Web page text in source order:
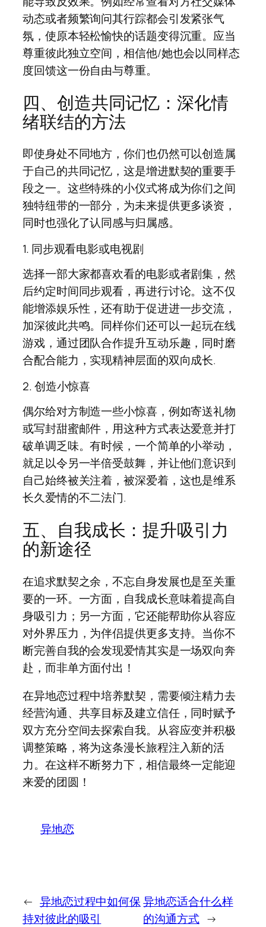
动态或者频繁询问其行踪都会引发紧张气
氛，使原本轻松愉快的话题变得沉重。应当
尊重彼此独立空间，相信他/她也会以同样态
度回馈这一份自由与尊重。
四、创造共同记忆：深化情
绪联结的方法
即使身处不同地方，你们也仍然可以创造属
于自己的共同记忆，这是增进默契的重要手
段之一。这些特殊的小仪式将成为你们之间
独特纽带的一部分，为未来提供更多谈资，
同时也强化了认同感与归属感。
1. 同步观看电影或电视剧
选择一部大家都喜欢看的电影或者剧集，然
后约定时间同步观看，再进行讨论。这不仅
能增添娱乐性，还有助于促进进一步交流，
加深彼此共鸣。同样你们还可以一起玩在线
游戏，通过团队合作提升互动乐趣，同时磨
合配合能力，实现精神层面的双向成长.
2. 创造小惊喜
偶尔给对方制造一些小惊喜，例如寄送礼物
或写封甜蜜邮件，用这种方式表达爱意并打
破单调乏味。有时候，一个简单的小举动，
就足以令另一半倍受鼓舞，并让他们意识到
自己始终被关注着，被深爱着，这也是维系
长久爱情的不二法门.
五、自我成长：提升吸引力
的新途径
在追求默契之余，不忘自身发展也是至关重
要的一环。一方面，自我成长意味着提高自
身吸引力；另一方面，它还能帮助你从容应
对外界压力，为伴侣提供更多支持。当你不
断完善自我的会发现爱情其实是一场双向奔
赴，而非单方面付出！
在异地恋过程中培养默契，需要倾注精力去
经营沟通、共享目标及建立信任，同时赋予
双方充分空间去探索自我。从容应变并积极
调整策略，将为这条漫长旅程注入新的活
力。在这样不断努力下，相信最终一定能迎
来爱的团圆！
异地恋
← 异地恋过程中如何保
持对彼此的吸引
异地恋适合什么样
的沟通方式 →